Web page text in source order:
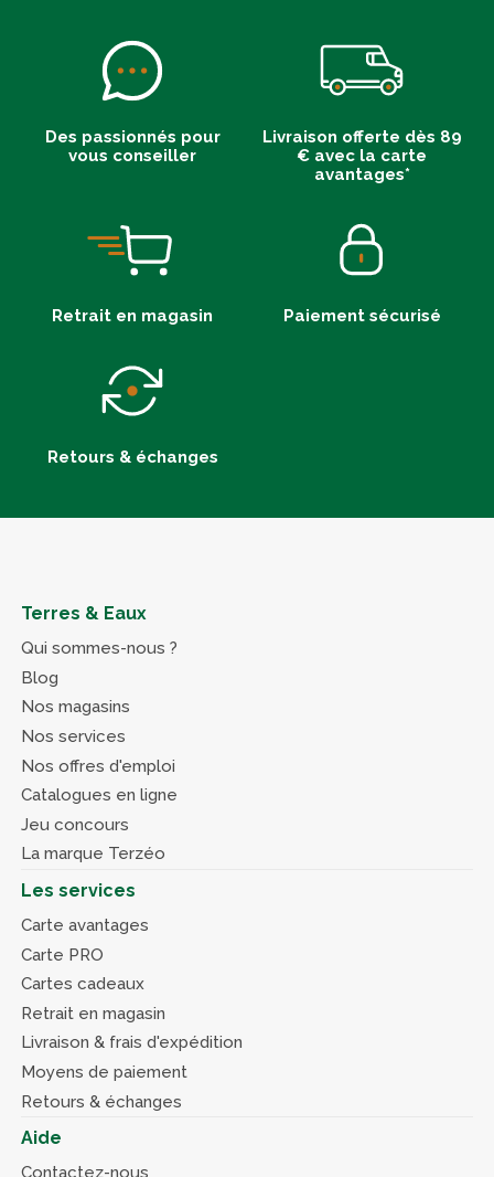
Des passionnés pour
vous conseiller
Livraison offerte dès 89
€ avec la carte
avantages*
Retrait en magasin Paiement sécurisé
Retours & échanges
Terres & Eaux
Qui sommes-nous ?
Blog
Nos magasins
Nos services
Nos offres d'emploi
Catalogues en ligne
Jeu concours
La marque Terzéo
Les services
Carte avantages
Carte PRO
Cartes cadeaux
Retrait en magasin
Livraison & frais d'expédition
Moyens de paiement
Retours & échanges
Aide